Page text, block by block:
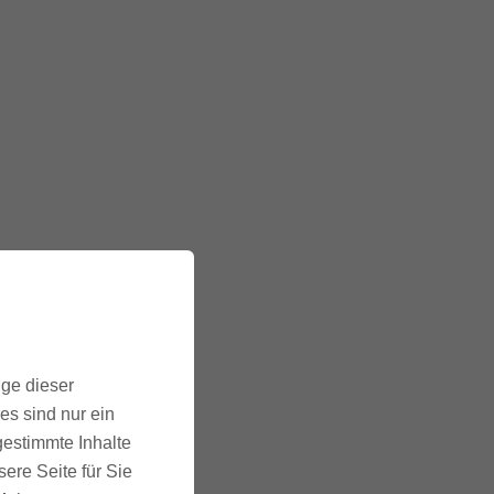
dieser
sind nur ein
Inhalte
Seite für Sie